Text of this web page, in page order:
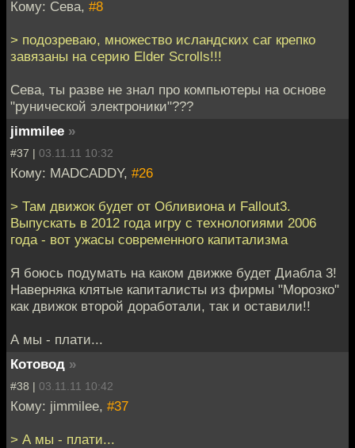
Кому: Сева, #8
> подозреваю, множество исландских саг крепко
завязаны на серию Elder Scrolls!!!
Сева, ты разве не знал про компьютеры на основе
"рунической электроники"???
jimmilee »
#37 | 03.11.11 10:32
Кому: MADCADDY, #26
> Там движок будет от Обливиона и Fallout3.
Выпускать в 2012 года игру с технологиями 2006
года - вот ужасы современного капитализма
Я боюсь подумать на каком движке будет Диабла 3!
Наверняка клятые капиталисты из фирмы "Морозко"
как движок второй доработали, так и оставили!!
А мы - плати...
Котовод »
#38 | 03.11.11 10:42
Кому: jimmilee, #37
> А мы - плати...